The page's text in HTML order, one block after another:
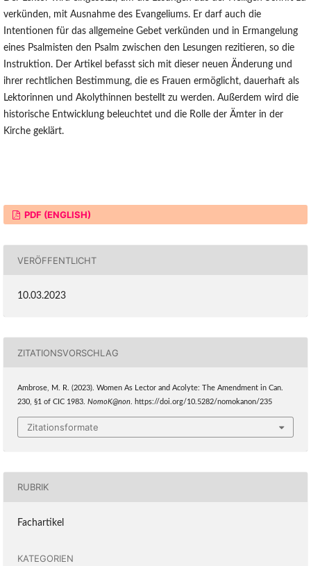
verkünden, mit Ausnahme des Evangeliums. Er darf auch die
Intentionen für das allgemeine Gebet verkünden und in Ermangelung
eines Psalmisten den Psalm zwischen den Lesungen rezitieren, so die
Instruktion. Der Artikel befasst sich mit dieser neuen Änderung und
ihrer rechtlichen Bestimmung, die es Frauen ermöglicht, dauerhaft als
Lektorinnen und Akolythinnen bestellt zu werden. Außerdem wird die
historische Entwicklung beleuchtet und die Rolle der Ämter in der
Kirche geklärt.
PDF (ENGLISH)
VERÖFFENTLICHT
10.03.2023
ZITATIONSVORSCHLAG
Ambrose, M. R. (2023). Women As Lector and Acolyte: The Amendment in Can.
230, §1 of CIC 1983. NomoK@non. https://doi.org/10.5282/nomokanon/235
Zitationsformate
RUBRIK
Fachartikel
KATEGORIEN